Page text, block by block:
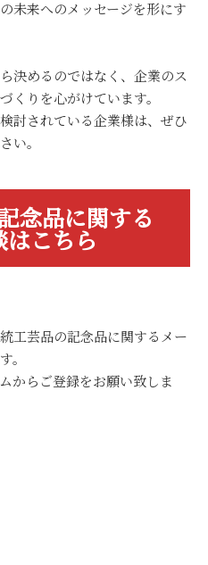
未来へのメッセージを形にす
決めるのではなく、企業のス
くりを心がけています。
討されている企業様は、ぜひ
い。
念品に関する
こちら
工芸品の記念品に関するメー
。
からご登録をお願い致しま